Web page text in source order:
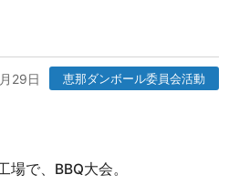
29日 恵那ダンボール委員会活動
で、BBQ大会。